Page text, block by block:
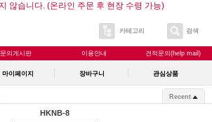
않습니다. (온라인 주문 후 현장 수령 가능)
카테고리 검색
문의게시판 이용안내 견적문의(help mail)
마이페이지 장바구니 관심상품
Recent
HKNB-8